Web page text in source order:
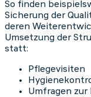
So finden
Sicherung der
deren
Umsetzung der
statt:
Pflegevisiten
Umfragen